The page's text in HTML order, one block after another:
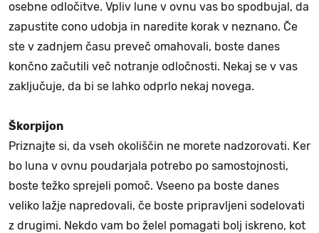
osebne odločitve. Vpliv lune v ovnu vas bo spodbujal, da
zapustite cono udobja in naredite korak v neznano. Če
ste v zadnjem času preveč omahovali, boste danes
končno začutili več notranje odločnosti. Nekaj se v vas
zaključuje, da bi se lahko odprlo nekaj novega.
Škorpijon
Priznajte si, da vseh okoliščin ne morete nadzorovati. Ker
bo luna v ovnu poudarjala potrebo po samostojnosti,
boste težko sprejeli pomoč. Vseeno pa boste danes
veliko lažje napredovali, če boste pripravljeni sodelovati
z drugimi. Nekdo vam bo želel pomagati bolj iskreno, kot